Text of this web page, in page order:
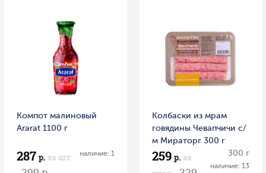
Компот малиновый
Ararat 1100 г
287 р. за шт наличие: 1
Колбаски из мрам
говядины Чевапчичи с/
м Мираторг 300 г
259 р. за
300 г
наличие: 13